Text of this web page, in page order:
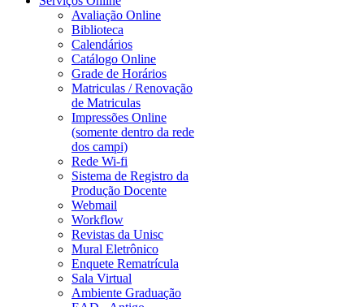
Avaliação Online
Biblioteca
Calendários
Catálogo Online
Grade de Horários
Matriculas / Renovação
de Matriculas
Impressões Online
(somente dentro da rede
dos campi)
Rede Wi-fi
Sistema de Registro da
Produção Docente
Webmail
Workflow
Revistas da Unisc
Mural Eletrônico
Enquete Rematrícula
Sala Virtual
Ambiente Graduação